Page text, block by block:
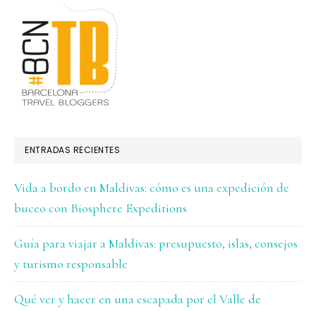
ENTRADAS RECIENTES
Vida a bordo en Maldivas: cómo es una expedición de
buceo con Biosphere Expeditions
Guía para viajar a Maldivas: presupuesto, islas, consejos
y turismo responsable
Qué ver y hacer en una escapada por el Valle de